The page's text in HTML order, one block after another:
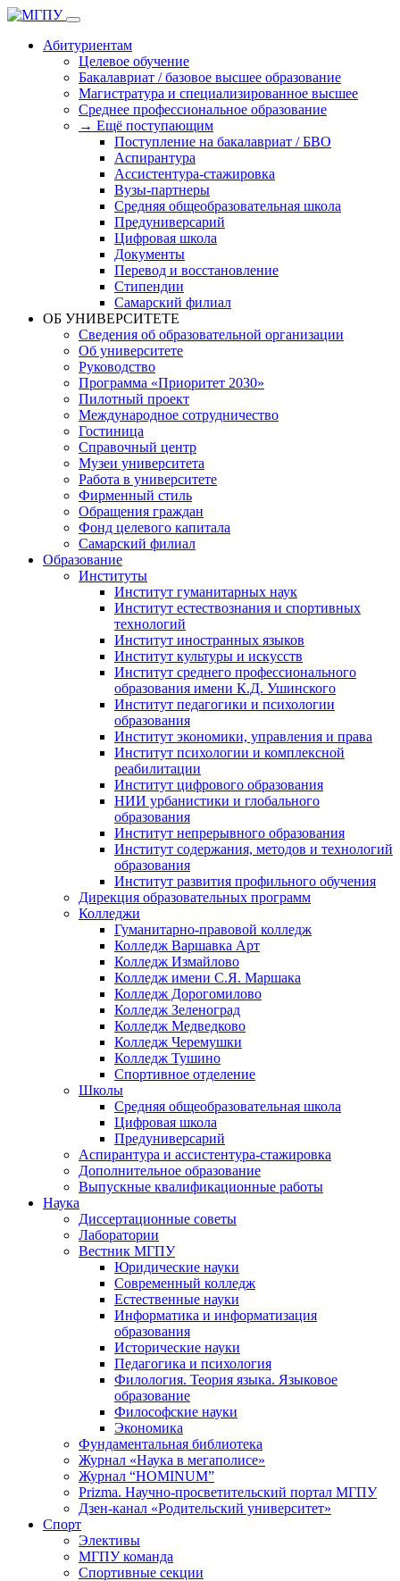
Абитуриентам
Целевое обучение
Бакалавриат / базовое высшее образование
Магистратура и специализированное высшее
Среднее профессиональное образование
→ Ещё поступающим
Поступление на бакалавриат / БВО
Аспирантура
Ассистентура-стажировка
Вузы-партнеры
Средняя общеобразовательная школа
Предуниверсарий
Цифровая школа
Документы
Перевод и восстановление
Стипендии
Самарский филиал
ОБ УНИВЕРСИТЕТЕ
Сведения об образовательной организации
Об университете
Руководство
Программа «Приоритет 2030»
Пилотный проект
Международное сотрудничество
Гостиница
Справочный центр
Музеи университета
Работа в университете
Фирменный стиль
Обращения граждан
Фонд целевого капитала
Самарский филиал
Образование
Институты
Институт гуманитарных наук
Институт естествознания и спортивных
технологий
Институт иностранных языков
Институт культуры и искусств
Институт среднего профессионального
образования имени К.Д. Ушинского
Институт педагогики и психологии
образования
Институт экономики, управления и права
Институт психологии и комплексной
реабилитации
Институт цифрового образования
НИИ урбанистики и глобального
образования
Институт непрерывного образования
Институт содержания, методов и технологий
образования
Институт развития профильного обучения
Дирекция образовательных программ
Колледжи
Гуманитарно-правовой колледж
Колледж Варшавка Арт
Колледж Измайлово
Колледж имени С.Я. Маршака
Колледж Дорогомилово
Колледж Зеленоград
Колледж Медведково
Колледж Черемушки
Колледж Тушино
Спортивное отделение
Школы
Средняя общеобразовательная школа
Цифровая школа
Предуниверсарий
Аспирантура и ассистентура-стажировка
Дополнительное образование
Выпускные квалификационные работы
Наука
Диссертационные советы
Лаборатории
Вестник МГПУ
Юридические науки
Современный колледж
Естественные науки
Информатика и информатизация
образования
Исторические науки
Педагогика и психология
Филология. Теория языка. Языковое
образование
Философские науки
Экономика
Фундаментальная библиотека
Журнал «Наука в мегаполисе»
Журнал “HOMINUM”
Prizma. Научно-просветительский портал МГПУ
Дзен-канал «Родительский университет»
Спорт
Элективы
МГПУ команда
Спортивные секции